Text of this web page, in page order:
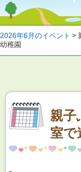
2026年6月のイベント >
幼稚園
親子
室で